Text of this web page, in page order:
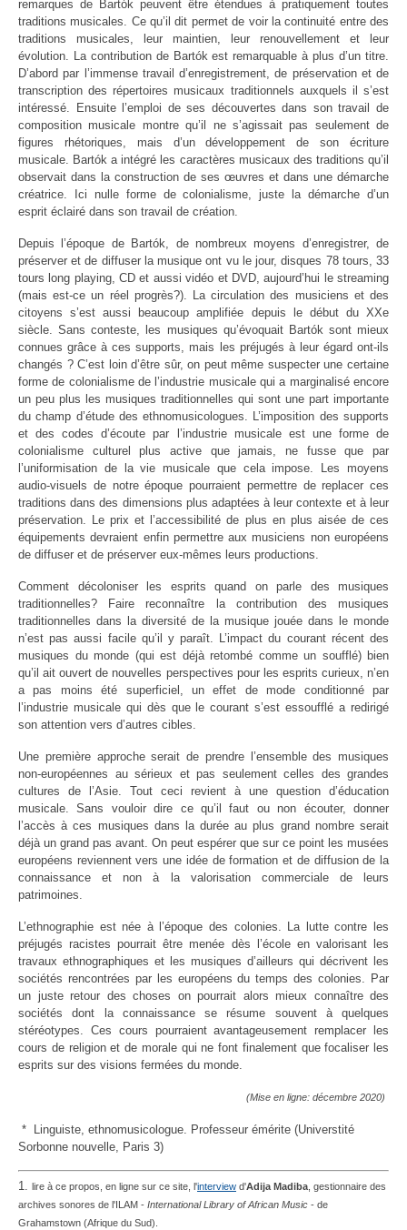
remarques de Bartók peuvent être étendues à pratiquement toutes
traditions musicales. Ce qu’il dit permet de voir la continuité entre des
traditions musicales, leur maintien, leur renouvellement et leur
évolution. La contribution de Bartók est remarquable à plus d’un titre.
D’abord par l’immense travail d’enregistrement, de préservation et de
transcription des répertoires musicaux traditionnels auxquels il s’est
intéressé. Ensuite l’emploi de ses découvertes dans son travail de
composition musicale montre qu’il ne s’agissait pas seulement de
figures rhétoriques, mais d’un développement de son écriture
musicale. Bartók a intégré les caractères musicaux des traditions qu’il
observait dans la construction de ses œuvres et dans une démarche
créatrice. Ici nulle forme de colonialisme, juste la démarche d’un
esprit éclairé dans son travail de création.
Depuis l’époque de Bartók, de nombreux moyens d’enregistrer, de
préserver et de diffuser la musique ont vu le jour, disques 78 tours, 33
tours long playing, CD et aussi vidéo et DVD, aujourd’hui le streaming
(mais est-ce un réel progrès?). La circulation des musiciens et des
citoyens s’est aussi beaucoup amplifiée depuis le début du XXe
siècle. Sans conteste, les musiques qu’évoquait Bartók sont mieux
connues grâce à ces supports, mais les préjugés à leur égard ont-ils
changés ? C’est loin d’être sûr, on peut même suspecter une certaine
forme de colonialisme de l’industrie musicale qui a marginalisé encore
un peu plus les musiques traditionnelles qui sont une part importante
du champ d’étude des ethnomusicologues. L’imposition des supports
et des codes d’écoute par l’industrie musicale est une forme de
colonialisme culturel plus active que jamais, ne fusse que par
l’uniformisation de la vie musicale que cela impose. Les moyens
audio-visuels de notre époque pourraient permettre de replacer ces
traditions dans des dimensions plus adaptées à leur contexte et à leur
préservation. Le prix et l’accessibilité de plus en plus aisée de ces
équipements devraient enfin permettre aux musiciens non européens
de diffuser et de préserver eux-mêmes leurs productions.
Comment décoloniser les esprits quand on parle des musiques
traditionnelles? Faire reconnaître la contribution des musiques
traditionnelles dans la diversité de la musique jouée dans le monde
n’est pas aussi facile qu’il y paraît. L’impact du courant récent des
musiques du monde (qui est déjà retombé comme un soufflé) bien
qu’il ait ouvert de nouvelles perspectives pour les esprits curieux, n’en
a pas moins été superficiel, un effet de mode conditionné par
l’industrie musicale qui dès que le courant s’est essoufflé a redirigé
son attention vers d’autres cibles.
Une première approche serait de prendre l’ensemble des musiques
non-européennes au sérieux et pas seulement celles des grandes
cultures de l’Asie. Tout ceci revient à une question d’éducation
musicale. Sans vouloir dire ce qu’il faut ou non écouter, donner
l’accès à ces musiques dans la durée au plus grand nombre serait
déjà un grand pas avant. On peut espérer que sur ce point les musées
européens reviennent vers une idée de formation et de diffusion de la
connaissance et non à la valorisation commerciale de leurs
patrimoines.
L’ethnographie est née à l’époque des colonies. La lutte contre les
préjugés racistes pourrait être menée dès l’école en valorisant les
travaux ethnographiques et les musiques d’ailleurs qui décrivent les
sociétés rencontrées par les européens du temps des colonies. Par
un juste retour des choses on pourrait alors mieux connaître des
sociétés dont la connaissance se résume souvent à quelques
stéréotypes. Ces cours pourraient avantageusement remplacer les
cours de religion et de morale qui ne font finalement que focaliser les
esprits sur des visions fermées du monde.
(Mise en ligne: décembre 2020)
* Linguiste, ethnomusicologue. Professeur émérite (Universtité
Sorbonne nouvelle, Paris 3)
1. lire à ce propos, en ligne sur ce site, l'interview d'Adija Madiba , gestionnaire des
archives sonores de l'ILAM - International Library of African Music - de
Grahamstown (Afrique du Sud).